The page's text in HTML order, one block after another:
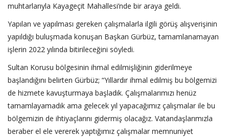
muhtarlarıyla Kayageçit Mahallesi’nde bir araya geldi.
Yapılan ve yapılması gereken çalışmalarla ilgili görüş alışverişinin
yapıldığı buluşmada konuşan Başkan Gürbüz, tamamlanamayan
işlerin 2022 yılında bitirileceğini söyledi.
Sultan Korusu bölgesinin ihmal edilmişliğinin giderilmeye
başlandığını belirten Gürbüz; “Yıllardır ihmal edilmiş bu bölgemizi
de hizmete kavuşturmaya başladık. Çalışmalarımızı henüz
tamamlayamadık ama gelecek yıl yapacağımız çalışmalar ile bu
bölgemizin de ihtiyaçlarını gidermiş olacağız. Vatandaşlarımızla
beraber el ele vererek yaptığımız çalışmalar memnuniyet